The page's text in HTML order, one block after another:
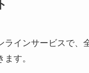
インサービスで、
す。